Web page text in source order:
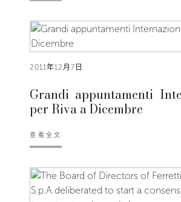
2011年12月7日
Grandi appuntamenti
per Riva a Dicembre
查看全文